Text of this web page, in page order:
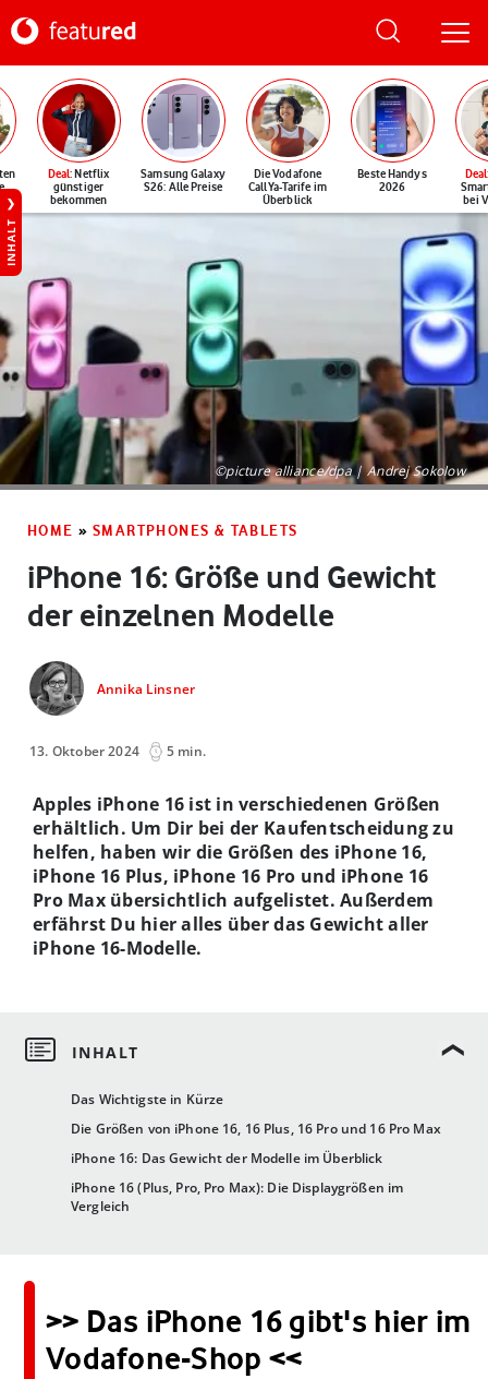
Deal: Netflix
günstiger
bekommen
Samsung Galaxy
S26: Alle Preise
Die Vodafone
CallYa-Tarife im
Überblick
Beste Handys
2026
Deal
bei
INHALT
©picture alliance/dpa | Andrej Sokolow
HOME » SMARTPHONES & TABLETS
iPhone 16: Größe und Gewicht
der einzelnen Modelle
Annika Linsner
13. Oktober 2024 5 min.
Das Wichtigste in Kürze
Die Größen von iPhone 16, 16 Plus, 16 Pro und 16 Pro Max
iPhone 16: Das Gewicht der Modelle im Überblick
iPhone 16 (Plus, Pro, Pro Max): Die Displaygrößen im
Vergleich
Apples iPhone 16 ist in verschiedenen Größen
erhältlich. Um Dir bei der Kaufentscheidung zu
helfen, haben wir die Größen des iPhone 16,
iPhone 16 Plus, iPhone 16 Pro und iPhone 16
Pro Max übersichtlich aufgelistet. Außerdem
erfährst Du hier alles über das Gewicht aller
iPhone 16-Modelle.
>> Das iPhone 16 gibt's hier im
Vodafone-Shop <<